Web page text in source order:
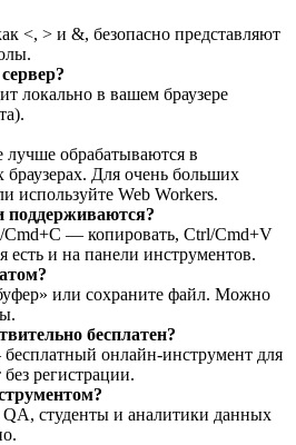
<, > и &, безопасно представляют
локально в вашем браузере
обрабатываются в
Для очень больших
используйте Web Workers.
поддерживаются?
— копировать, Ctrl/Cmd+V
есть и на панели инструментов.
или сохраните файл. Можно
бесплатен?
онлайн‑инструмент для
без регистрации.
студенты и аналитики данных